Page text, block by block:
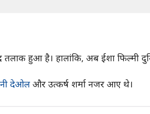
तलाक हुआ है। हालांकि, अब ईशा फिल्मी
देओल और उत्कर्ष शर्मा नजर आए थे।